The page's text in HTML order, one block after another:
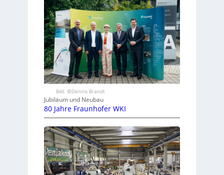
Bild: ©Dennis Brandt
Jubiläum und Neubau
80 Jahre Fraunhofer WKI